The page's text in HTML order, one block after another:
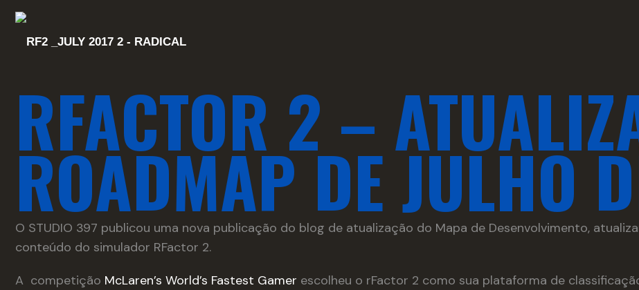
RFACTOR 2 –
ROADMAP DE JULHO
O STUDIO 397 publicou uma nova publicação do blog de atualização do Mapa de Desenvolvimento,
conteúdo do simulador RFactor 2.
A competição McLaren’s World’s Fastest Gamer escolheu o rFactor 2 como sua plataforma de